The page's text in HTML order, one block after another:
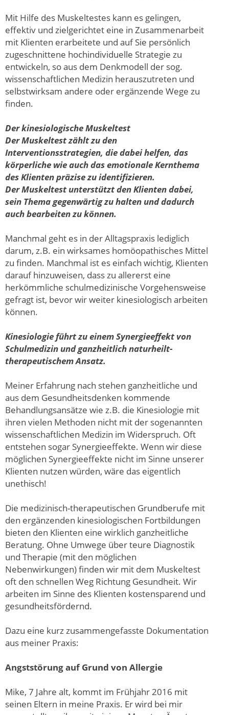
Mit Hilfe des Muskeltestes kann es gelingen,
effektiv und zielgerichtet eine in Zusammenarbeit
mit Klienten erarbeitete und auf Sie persönlich
zugeschnittene hochindividuelle Strategie zu
entwickeln, so aus dem Denkmodell der sog.
wissenschaftlichen Medizin herauszutreten und
selbstwirksam andere oder ergänzende Wege zu
finden.
Der kinesiologische Muskeltest
Der Muskeltest zählt zu den
Interventionsstrategien, die dabei helfen, das
körperliche wie auch das emotionale Kernthema
des Klienten präzise zu identifizieren.
Der Muskeltest unterstützt den Klienten dabei,
sein Thema gegenwärtig zu halten und dadurch
auch bearbeiten zu können.
Manchmal geht es in der Alltagspraxis lediglich
darum, z.B. ein wirksames homöopathisches Mittel
zu finden. Manchmal ist es einfach wichtig, Klienten
darauf hinzuweisen, dass zu allererst eine
herkömmliche schulmedizinische Vorgehensweise
gefragt ist, bevor wir weiter kinesiologisch arbeiten
können.
Kinesiologie führt zu einem Synergieeffekt von
Schulmedizin und ganzheitlich naturheilt-
therapeutischem Ansatz.
Meiner Erfahrung nach stehen ganzheitliche und
aus dem Gesundheitsdenken kommende
Behandlungsansätze wie z.B. die Kinesiologie mit
ihren vielen Methoden nicht mit der sogenannten
wissenschaftlichen Medizin im Widerspruch. Oft
entstehen sogar Synergieeffekte. Wenn wir diese
möglichen Synergieeffekte nicht im Sinne unserer
Klienten nutzen würden, wäre das eigentlich
unethisch!
Die medizinisch-therapeutischen Grundberufe mit
den ergänzenden kinesiologischen Fortbildungen
bieten den Klienten eine wirklich ganzheitliche
Beratung. Ohne Umwege über teure Diagnostik
und Therapie (mit den möglichen
Nebenwirkungen) finden wir mit dem Muskeltest
oft den schnellen Weg Richtung Gesundheit. Wir
arbeiten im Sinne des Klienten kostensparend und
gesundheitsfördernd.
Dazu eine kurz zusammengefasste Dokumentation
aus meiner Praxis:
Angststörung auf Grund von Allergie
Mike, 7 Jahre alt, kommt im Frühjahr 2016 mit
seinen Eltern in meine Praxis. Er wird bei mir